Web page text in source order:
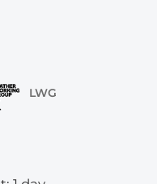
LWG
von 0 von 5 Sternen